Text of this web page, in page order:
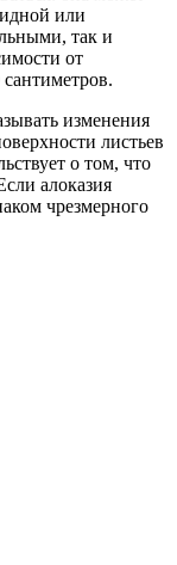
или
так и
от
изменения
листьев
о том, что
алоказия
чрезмерного